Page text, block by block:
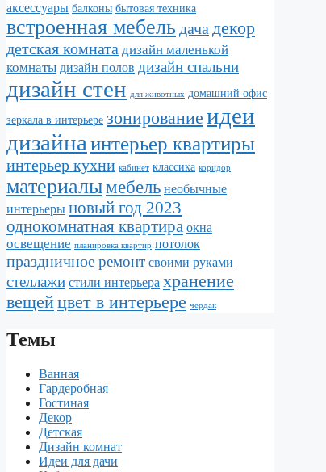
аксессуары балконы бытовая техника
встроенная мебель дача декор
детская комната дизайн маленькой
комнаты дизайн полов дизайн спальни
дизайн стен для животных домашний офис
зеркала в интерьере зонирование идеи
дизайна интерьер квартиры
интерьер кухни кабинет классика коридор
материалымебель необычные
интерьеры новый год 2023
однокомнатная квартира окна
освещение планировка квартир потолок
праздничноеремонт своими руками
стеллажи стили интерьера хранение
вещейцвет в интерьере чердак
Темы
Ванная
Гардеробная
Гостиная
Декор
Детская
Дизайн комнат
Идеи для дачи